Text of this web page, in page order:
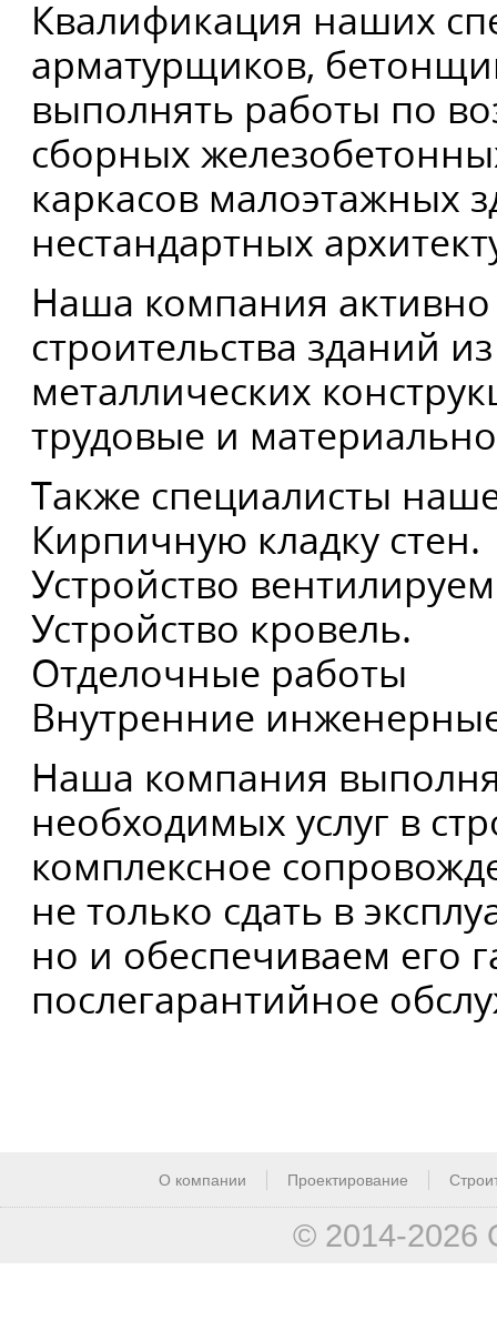
Квалификация наших
арматурщиков,
выполнять работы по
сборных
каркасов малоэтажных
нестандартных
Наша компания
строительства зданий
металлических
трудовые и
Также специалисты
Кирпичную кладку стен.
Устройство
Устройство кровель.
Отделочные работы
Внутренние
Наша компания
необходимых услуг в
комплексное
не только сдать в
но и обеспечиваем его
послегарантийное
О компании Проектирование
© 2014-2026